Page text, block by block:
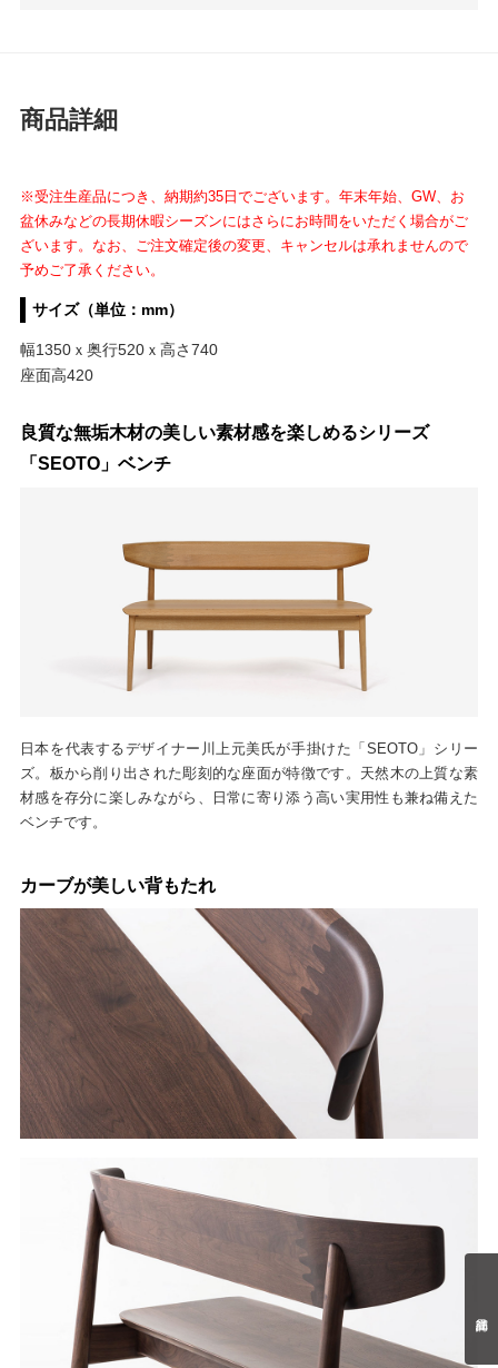
商品詳細
※受注生産品につき、納期約35日でございます。年末年始、GW、お
盆休みなどの長期休暇シーズンにはさらにお時間をいただく場合がご
ざいます。なお、ご注文確定後の変更、キャンセルは承れませんので
予めご了承ください。
サイズ（単位：mm）
幅1350ｘ奥行520ｘ高さ740
座面高420
良質な無垢木材の美しい素材感を楽しめるシリーズ
「SEOTO」ベンチ
日本を代表するデザイナー川上元美氏が手掛けた「SEOTO」シリー
ズ。板から削り出された彫刻的な座面が特徴です。天然木の上質な素
材感を存分に楽しみながら、日常に寄り添う高い実用性も兼ね備えた
ベンチです。
カーブが美しい背もたれ